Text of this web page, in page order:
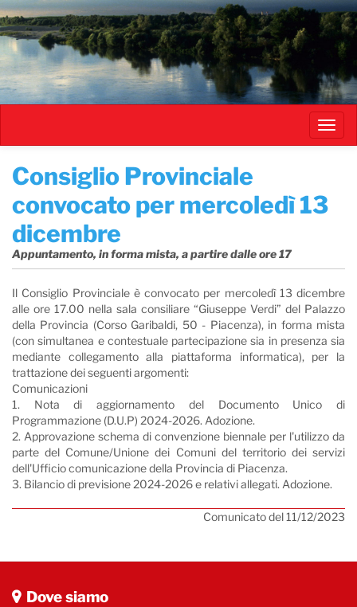
Salta
al
contenuto
principale
Consiglio Provinciale
convocato per mercoledì 13
dicembre
Appuntamento, in forma mista, a partire dalle ore 17
Il Consiglio Provinciale è convocato per mercoledì 13 dicembre
alle ore 17.00 nella sala consiliare “Giuseppe Verdi” del Palazzo
della Provincia (Corso Garibaldi, 50 - Piacenza), in forma mista
(con simultanea e contestuale partecipazione sia in presenza sia
mediante collegamento alla piattaforma informatica), per la
trattazione dei seguenti argomenti:
Comunicazioni
1. Nota di aggiornamento del Documento Unico di
Programmazione (D.U.P) 2024-2026. Adozione.
2. Approvazione schema di convenzione biennale per l'utilizzo da
parte del Comune/Unione dei Comuni del territorio dei servizi
dell'Ufficio comunicazione della Provincia di Piacenza.
3. Bilancio di previsione 2024-2026 e relativi allegati. Adozione.
Comunicato del 11/12/2023
Dove siamo